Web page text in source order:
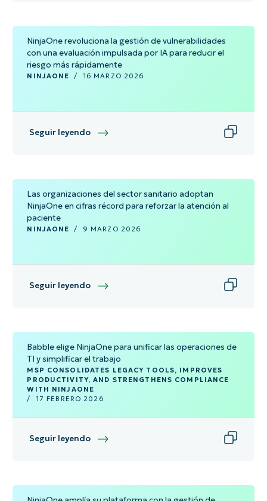
NinjaOne revoluciona la gestión de vulnerabilidades
con una evaluación impulsada por IA para reducir el
riesgo más rápidamente
NINJAONE / 16 MARZO 2026
Seguir leyendo
Las organizaciones del sector sanitario adoptan
NinjaOne en cifras récord para reforzar la atención al
paciente
NINJAONE / 9 MARZO 2026
Seguir leyendo
Babble elige NinjaOne para unificar las operaciones de
TI y simplificar el trabajo
MSP CONSOLIDATES LEGACY TOOLS, IMPROVES
PRODUCTIVITY, AND STRENGTHENS COMPLIANCE
WITH NINJAONE
/
17 FEBRERO 2026
Seguir leyendo